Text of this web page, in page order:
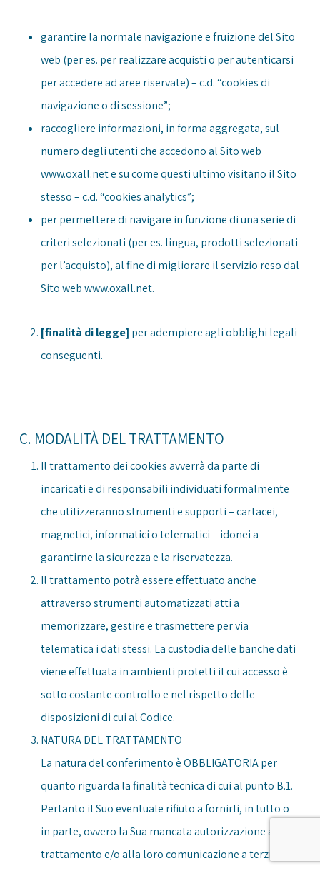
garantire la normale navigazione e fruizione del Sito
web (per es. per realizzare acquisti o per autenticarsi
per accedere ad aree riservate) – c.d. “cookies di
navigazione o di sessione”;
raccogliere informazioni, in forma aggregata, sul
numero degli utenti che accedono al Sito web
www.oxall.net e su come questi ultimo visitano il Sito
stesso – c.d. “cookies analytics”;
per permettere di navigare in funzione di una serie di
criteri selezionati (per es. lingua, prodotti selezionati
per l’acquisto), al fine di migliorare il servizio reso dal
Sito web www.oxall.net.
[finalità di legge] per adempiere agli obblighi legali
conseguenti.
C. MODALITÀ DEL TRATTAMENTO
Il trattamento dei cookies avverrà da parte di
incaricati e di responsabili individuati formalmente
che utilizzeranno strumenti e supporti – cartacei,
magnetici, informatici o telematici – idonei a
garantirne la sicurezza e la riservatezza.
Il trattamento potrà essere effettuato anche
attraverso strumenti automatizzati atti a
memorizzare, gestire e trasmettere per via
telematica i dati stessi. La custodia delle banche dati
viene effettuata in ambienti protetti il cui accesso è
sotto costante controllo e nel rispetto delle
disposizioni di cui al Codice.
NATURA DEL TRATTAMENTO
La natura del conferimento è OBBLIGATORIA per
quanto riguarda la finalità tecnica di cui al punto B.1.
Pertanto il Suo eventuale rifiuto a fornirli, in tutto o
in parte, ovvero la Sua mancata autorizzazione al loro
trattamento e/o alla loro comunicazione a terzi, può